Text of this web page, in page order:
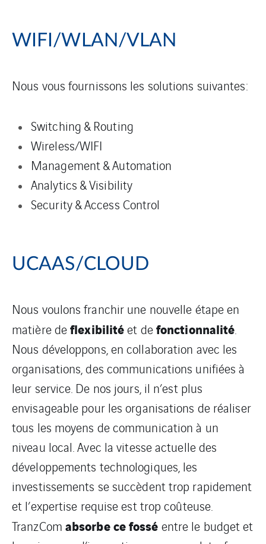
WIFI/WLAN/VLAN
Nous vous fournissons les solutions suivantes:
Switching & Routing
Wireless/WIFI
Management & Automation
Analytics & Visibility
Security & Access Control
UCAAS/CLOUD
Nous voulons franchir une nouvelle étape en
matière deflexibilitéet defonctionnalité.
Nous développons, en collaboration avec les
organisations, des communications unifiées à
leur service. De nos jours, il n’est plus
envisageable pour les organisations de réaliser
tous les moyens de communication à un
niveau local. Avec la vitesse actuelle des
développements technologiques, les
investissements se succèdent trop rapidement
et l’expertise requise est trop coûteuse.
TranzCom absorbe ce fossé entre le budget et